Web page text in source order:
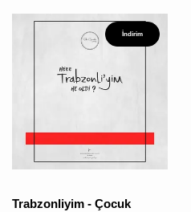
İndirim
Trabzonliyim - Çocuk